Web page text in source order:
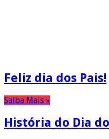
Feliz dia dos Pais!
Saiba Mais »
História do Dia